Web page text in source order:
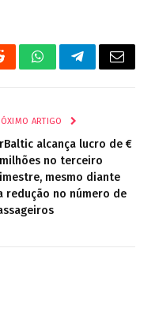
WhatsAppTelegrama
E-
ARTIGO
alcança lucro de €
no terceiro
mesmo diante
redução no número de